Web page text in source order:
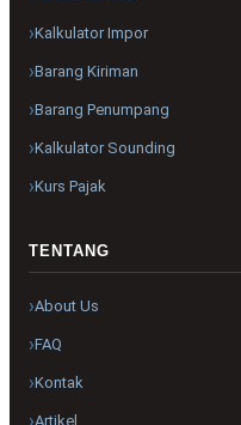
Kalkulator Impor
Barang Kiriman
Barang Penumpang
Kalkulator Sounding
Kurs Pajak
TENTANG
About Us
FAQ
Kontak
Artikel